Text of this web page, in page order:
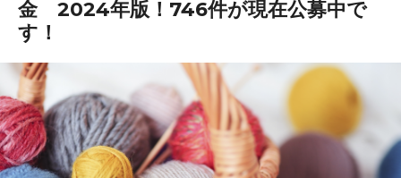
金 2024年版！746件が現在公募中で
す！